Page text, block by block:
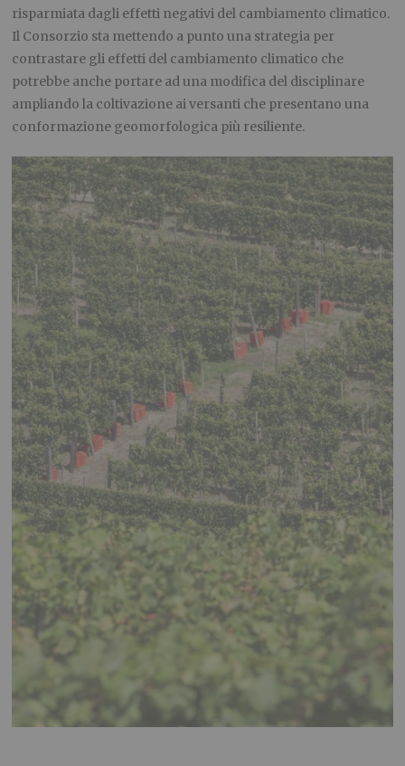
risparmiata dagli effetti negativi del cambiamento climatico.
Il Consorzio sta mettendo a punto una strategia per
contrastare gli effetti del cambiamento climatico che
potrebbe anche portare ad una modifica del disciplinare
ampliando la coltivazione ai versanti che presentano una
conformazione geomorfologica più resiliente.